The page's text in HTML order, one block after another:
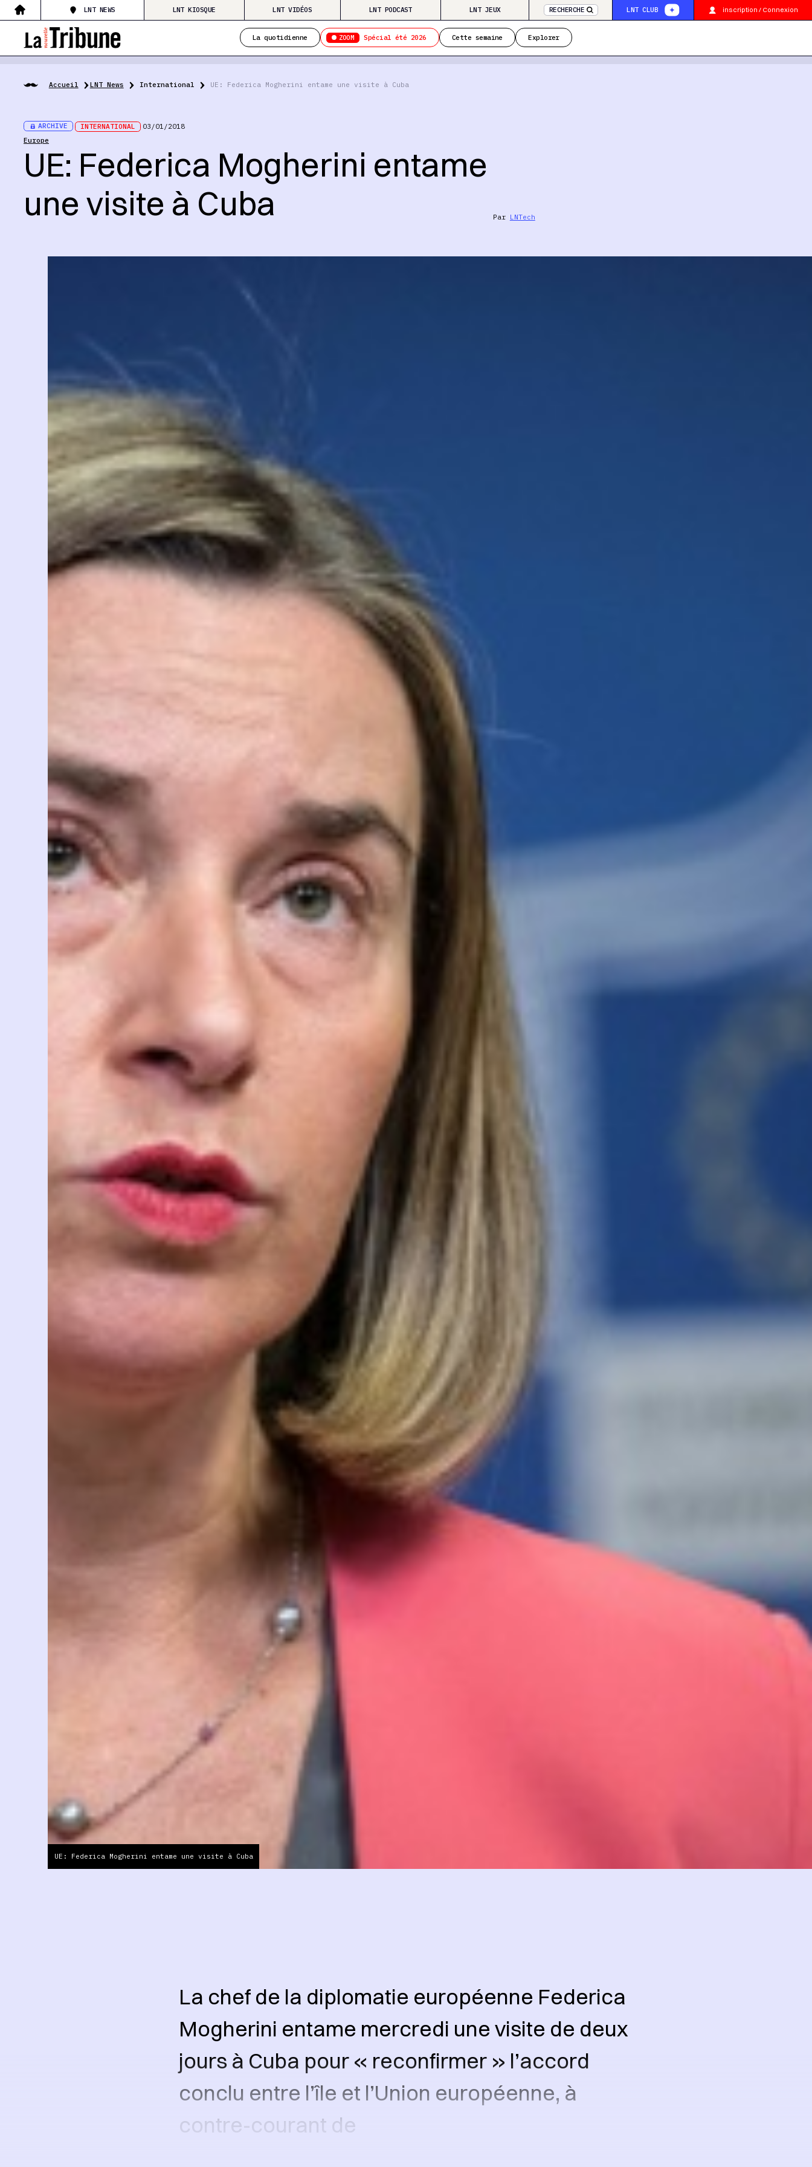
LNT NEWS LNT KIOSQUE LNT VIDÉOS LNT PODCAST LNT JEUX RECHERCHE LNT CLUB inscription / Connexion
La quotidienne ZOOM Spécial été 2026 Cette semaine Explorer
Accueil LNT News International UE: Federica Mogherini entame une visite à Cuba
ARCHIVE INTERNATIONAL
03/01/2018
Europe
UE: Federica Mogherini entame
une visite à Cuba
Par LNTech
UE: Federica Mogherini entame une visite à Cuba
La chef de la diplomatie européenne Federica
Mogherini entame mercredi une visite de deux
jours à Cuba pour « reconfirmer » l’accord
conclu entre l’île et l’Union européenne, à
contre-courant de